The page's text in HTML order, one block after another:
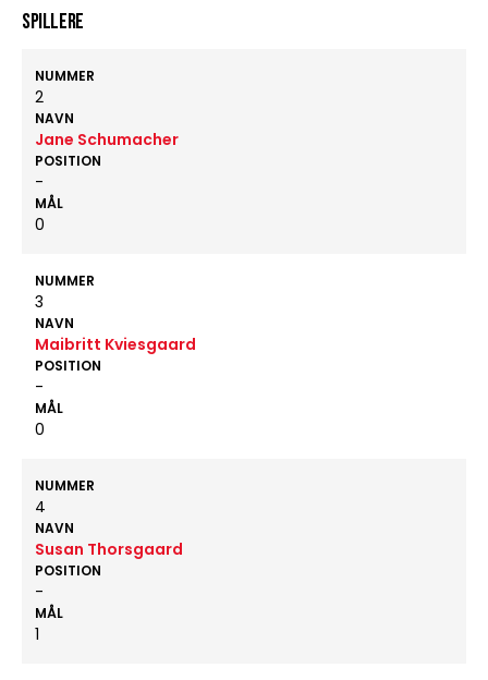
Spillere
NUMMER
2
NAVN
Jane Schumacher
POSITION
-
MÅL
0
NUMMER
3
NAVN
Maibritt Kviesgaard
POSITION
-
MÅL
0
NUMMER
4
NAVN
Susan Thorsgaard
POSITION
-
MÅL
1